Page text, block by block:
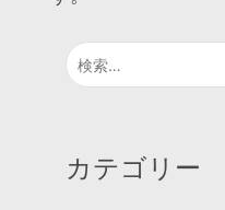
検
索:
カテゴリー